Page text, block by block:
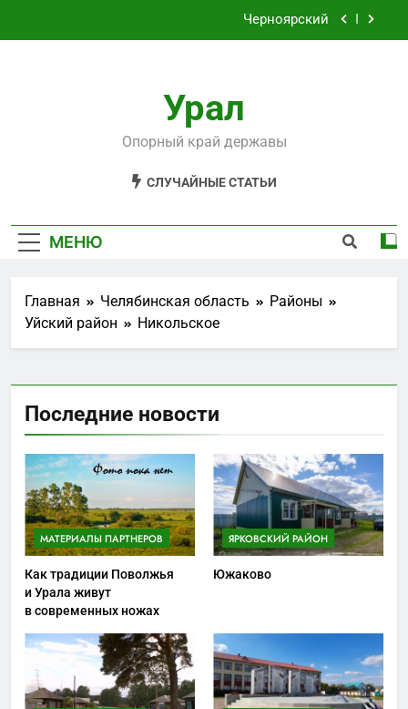
Черноярский
Староуткинск
Черноярский
Урал
Опорный край державы
СЛУЧАЙНЫЕ СТАТЬИ
МЕНЮ
Главная Челябинская область
Районы
Уйский район
Никольское
Последние новости
МАТЕРИАЛЫ ПАРТНЕРОВ
Как традиции Поволжья
и Урала живут
в современных ножах
ЯРКОВСКИЙ РАЙОН
Южаково